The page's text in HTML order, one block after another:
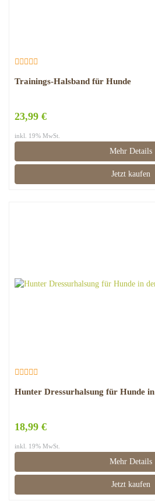
Trainings-Halsband für Hunde
23,99 €
inkl. 19% MwSt.
Mehr Details
Jetzt kaufen
Hunter Dressurhalsung für Hunde
18,99 €
inkl. 19% MwSt.
Mehr Details
Jetzt kaufen